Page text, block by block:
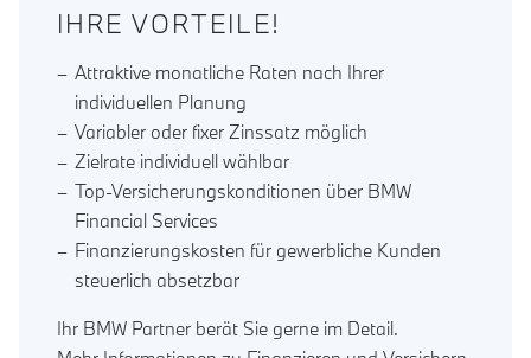
IHRE VORTEILE!
Attraktive monatliche Raten nach Ihrer
individuellen Planung
Variabler oder fixer Zinssatz möglich
Zielrate individuell wählbar
Top-Versicherungskonditionen über BMW
Financial Services
Finanzierungskosten für gewerbliche Kunden
steuerlich absetzbar
Ihr BMW Partner berät Sie gerne im Detail.